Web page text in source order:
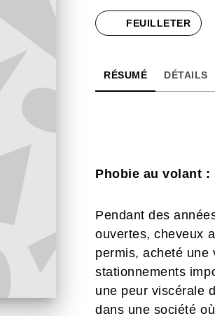
FEUILLETER
RÉSUMÉ DÉTAILS
Phobie au volant :
Pendant des
ouvertes, cheveux
permis, acheté une
stationnements
une peur viscérale
dans une société